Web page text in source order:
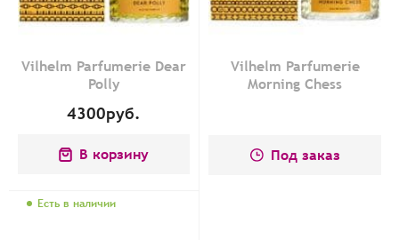
Vilhelm Parfumerie Dear
Polly
4300руб.
В корзину
Vilhelm Parfumerie
Morning Chess
Под заказ
Есть в наличии